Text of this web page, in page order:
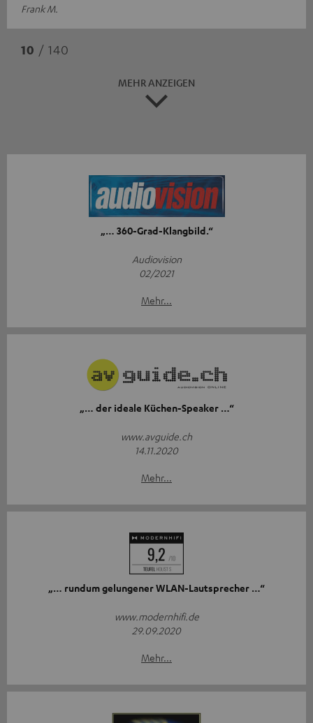
Frank M.
10 / 140
MEHR ANZEIGEN
„… 360-Grad-Klangbild.“
Audiovision
02/2021
Mehr...
„… der ideale Küchen-Speaker …“
www.avguide.ch
14.11.2020
Mehr...
„… rundum gelungener WLAN-Lautsprecher …“
www.modernhifi.de
29.09.2020
Mehr...